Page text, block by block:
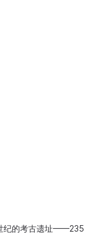
纪的考古遗址——235